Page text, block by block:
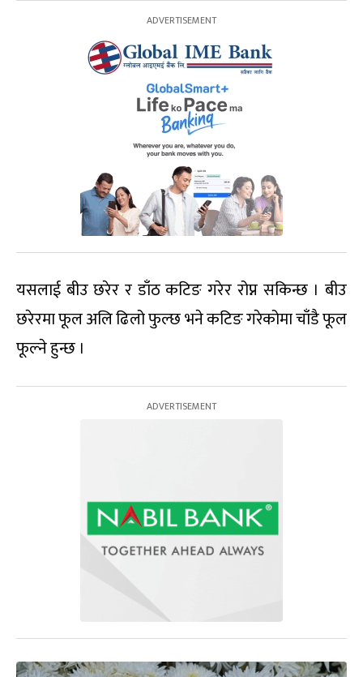
यसलाई बीउ छरेर र डाँठ कटिङ गरेर रोप्न सकिन्छ । बीउ
छरेरमा फूल अलि ढिलो फुल्छ भने कटिङ गरेकोमा चाँडै फूल
फूल्ने हुन्छ ।